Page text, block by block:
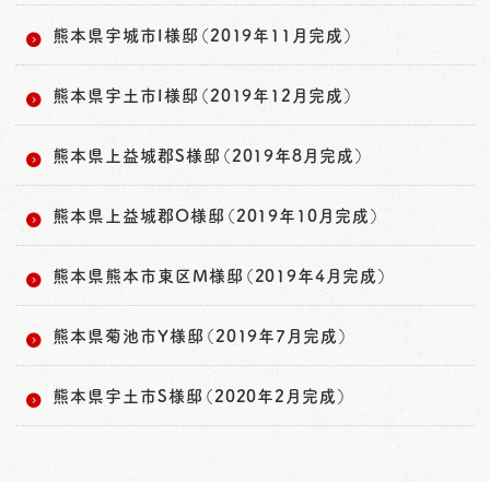
熊本県宇城市I様邸（2019年11月完成）
熊本県宇土市I様邸（2019年12月完成）
熊本県上益城郡S様邸（2019年8月完成）
熊本県上益城郡O様邸（2019年10月完成）
熊本県熊本市東区M様邸（2019年4月完成）
熊本県菊池市Y様邸（2019年7月完成）
熊本県宇土市S様邸（2020年2月完成）